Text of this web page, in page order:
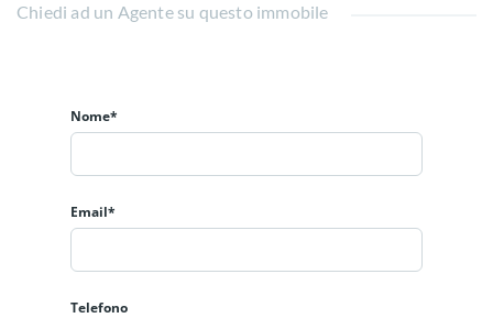
Chiedi ad un Agente su questo immobile
Nome*
Email*
Telefono